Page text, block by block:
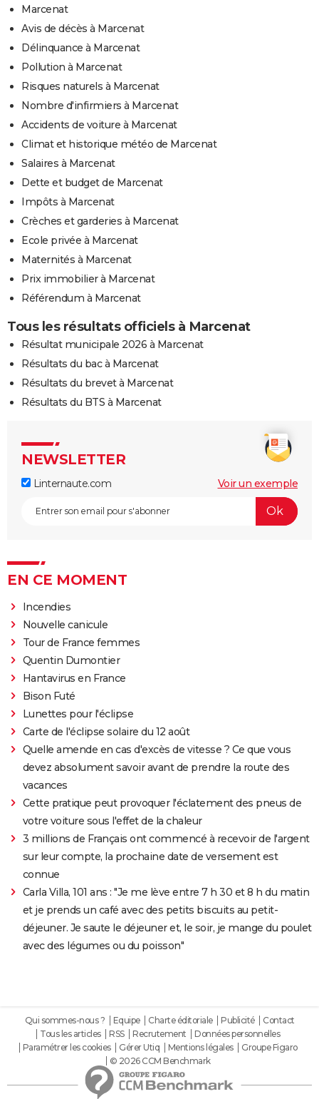
Marcenat
Avis de décès à Marcenat
Délinquance à Marcenat
Pollution à Marcenat
Risques naturels à Marcenat
Nombre d'infirmiers à Marcenat
Accidents de voiture à Marcenat
Climat et historique météo de Marcenat
Salaires à Marcenat
Dette et budget de Marcenat
Impôts à Marcenat
Crèches et garderies à Marcenat
Ecole privée à Marcenat
Maternités à Marcenat
Prix immobilier à Marcenat
Référendum à Marcenat
Tous les résultats officiels à Marcenat
Résultat municipale 2026 à Marcenat
Résultats du bac à Marcenat
Résultats du brevet à Marcenat
Résultats du BTS à Marcenat
NEWSLETTER
Linternaute.com Voir un exemple
EN CE MOMENT
Incendies
Nouvelle canicule
Tour de France femmes
Quentin Dumontier
Hantavirus en France
Bison Futé
Lunettes pour l'éclipse
Carte de l'éclipse solaire du 12 août
Quelle amende en cas d'excès de vitesse ? Ce que vous
devez absolument savoir avant de prendre la route des
vacances
Cette pratique peut provoquer l'éclatement des pneus de
votre voiture sous l'effet de la chaleur
3 millions de Français ont commencé à recevoir de l'argent
sur leur compte, la prochaine date de versement est
connue
Carla Villa, 101 ans : "Je me lève entre 7 h 30 et 8 h du matin
et je prends un café avec des petits biscuits au petit-
déjeuner. Je saute le déjeuner et, le soir, je mange du poulet
avec des légumes ou du poisson"
Qui sommes-nous ? Equipe Charte éditoriale Publicité
Contact
Tous les articles
RSS Recrutement
Données personnelles
Paramétrer les cookies
Gérer Utiq Mentions légales
Groupe Figaro
© 2026 CCM Benchmark